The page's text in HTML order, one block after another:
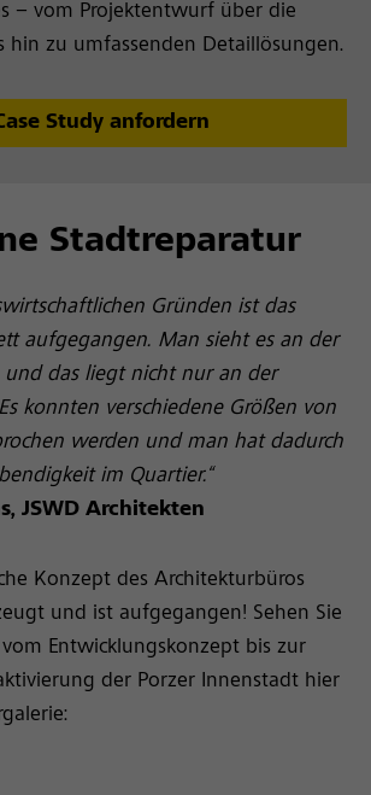
– vom Projektentwurf über die
hin zu umfassenden Detaillösungen.
Study anfordern
Stadtreparatur
Gründen ist das
aufgegangen. Man sieht es an der
und das liegt nicht nur an der
konnten verschiedene Größen von
werden und man hat dadurch
im Quartier.“
JSWD Architekten
Konzept des Architekturbüros
und ist aufgegangen! Sehen Sie
Entwicklungskonzept bis zur
der Porzer Innenstadt hier